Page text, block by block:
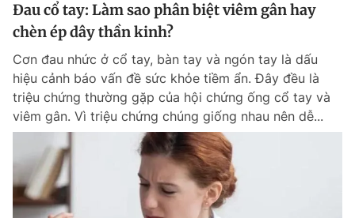
Đau cổ tay: Làm sao phân biệt viêm gân hay
chèn ép dây thần kinh?
Cơn đau nhức ở cổ tay, bàn tay và ngón tay là dấu
hiệu cảnh báo vấn đề sức khỏe tiềm ẩn. Đây đều là
triệu chứng thường gặp của hội chứng ống cổ tay và
viêm gân. Vì triệu chứng chúng giống nhau nên dễ...